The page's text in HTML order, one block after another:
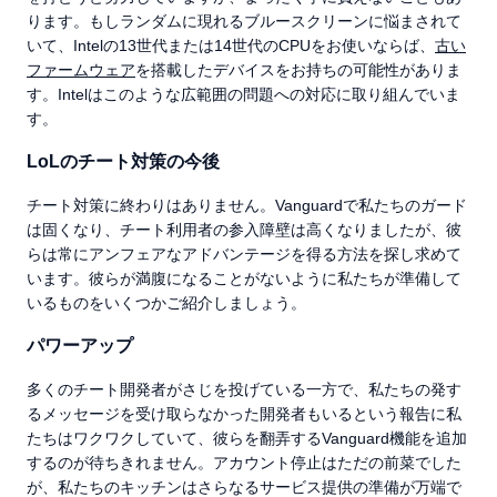
ります。もしランダムに現れるブルースクリーンに悩まされて
いて、Intelの13世代または14世代のCPUをお使いならば、 古い
ファームウェアを搭載したデバイスをお持ちの可能性がありま
す。Intelはこのような広範囲の問題への対応に取り組んでいま
す。
LoLのチート対策の今後
チート対策に終わりはありません。Vanguardで私たちのガード
は固くなり、チート利用者の参入障壁は高くなりましたが、彼
らは常にアンフェアなアドバンテージを得る方法を探し求めて
います。彼らが満腹になることがないように私たちが準備して
いるものをいくつかご紹介しましょう。
パワーアップ
多くのチート開発者がさじを投げている一方で、私たちの発す
るメッセージを受け取らなかった開発者もいるという報告に私
たちはワクワクしていて、彼らを翻弄するVanguard機能を追加
するのが待ちきれません。アカウント停止はただの前菜でした
が、私たちのキッチンはさらなるサービス提供の準備が万端で